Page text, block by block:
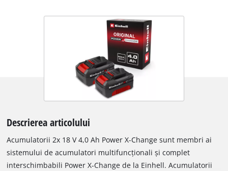
Descrierea articolului
Acumulatorii 2x 18 V 4,0 Ah Power X-Change sunt membri ai
sistemului de acumulatori multifuncționali și complet
interschimbabili Power X-Change de la Einhell. Acumulatorii